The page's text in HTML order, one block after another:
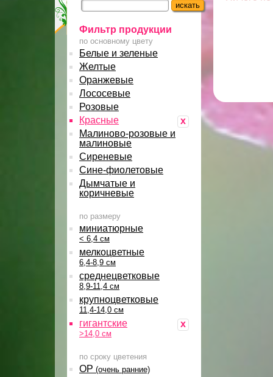
Фильтр продукции
по основному цвету
Белые и зеленые
Желтые
Оранжевые
Лососевые
Розовые
x
Красные
Малиново-розовые и
малиновые
Сиреневые
Сине-фиолетовые
Дымчатые и
коричневые
по размеру
миниатюрные
< 6,4 см
мелкоцветные
6,4-8,9 см
среднецветковые
8,9-11,4 см
крупноцветковые
11,4-14,0 см
x
гигантские
>14,0 см
по сроку цветения
ОР (очень ранние)